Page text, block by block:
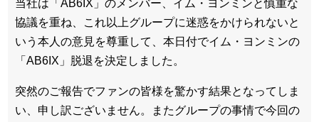
当社は「AB6IX」のメンバー、イム・ヨンミンと慎重な
協議を重ね、これ以上グループに迷惑をかけられないと
いう本人の意見を尊重して、本日付でイム・ヨンミンの
「AB6IX」脱退を決定しました。
突然のご報告でファンの皆様を驚かす結果となってしま
い、申し訳ございません。またグループの事情で今回の